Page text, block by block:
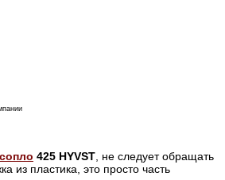
сопло 425 HYVST , не следует обращать
из пластика, это просто часть